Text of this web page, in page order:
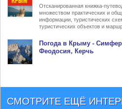
Отсканированная книжка-
множеством практических и
информации, туристических
туристических объектов и
Погода в Крыму-
Феодосия, Керчь
СМОТРИТЕ ЕЩЁ